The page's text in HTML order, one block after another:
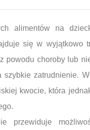
alimentów na
się w wyjątkowo
powodu choroby lub
szybkie zatrudnienie.
kwocie, która
przewiduje